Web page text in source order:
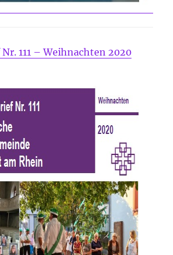
111 – Weihnachten 2020